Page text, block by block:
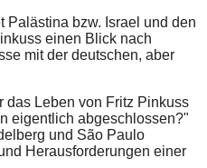
Palästina bzw. Israel und den
einen Blick nach
mit der deutschen, aber
das Leben von Fritz Pinkuss
eigentlich abgeschlossen?"
und São Paulo
Herausforderungen einer